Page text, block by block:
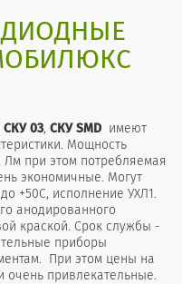
СКУ 03, СКУ SMDимеют
Мощность
Лм при этом потребляемая
экономичные. Могут
+50С, исполнение УХЛ1.
анодированного
краской. Срок службы -
приборы
При этом цены на
очень привлекательные.